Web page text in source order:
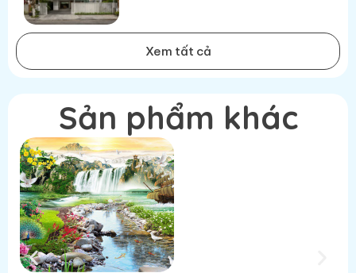
Xem tất cả
Sản phẩm khác